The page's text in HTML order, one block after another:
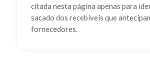
citada nesta página apenas para
sacado dos recebíveis que
fornecedores.